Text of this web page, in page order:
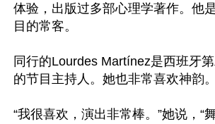
体验，出版过多部心理学著作。他
目的常客。
同行的Lourdes Martínez是西班牙
的节目主持人。她也非常喜欢神韵。
“我很喜欢，演出非常棒。”她说，“